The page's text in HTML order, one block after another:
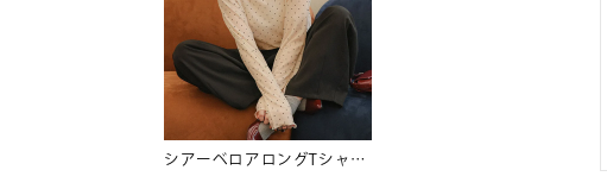
シアーベロアロングTシャツ【メール便可／100】